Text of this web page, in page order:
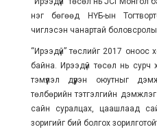
нэг бөгөөд НҮБ-ын
чиглэсэн чанартай
“Ирээдүй” төслийг 2017 оноос
байна. Ирээдүй төсөл нь
тэмүүлэл дүүрэн оюутныг
төлбөрийн тэтгэлгийн дэмжлэг
сайн суралцах, цаашлаад
зоригийг бий болгох